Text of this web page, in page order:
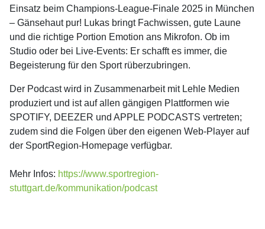
Einsatz beim Champions-League-Finale 2025 in München
– Gänsehaut pur! Lukas bringt Fachwissen, gute Laune
und die richtige Portion Emotion ans Mikrofon. Ob im
Studio oder bei Live-Events: Er schafft es immer, die
Begeisterung für den Sport rüberzubringen.
Der Podcast wird in Zusammenarbeit mit Lehle Medien
produziert und ist auf allen gängigen Plattformen wie
SPOTIFY, DEEZER und APPLE PODCASTS vertreten;
zudem sind die Folgen über den eigenen Web-Player auf
der SportRegion-Homepage verfügbar.
Mehr Infos: https://www.sportregion-
stuttgart.de/kommunikation/podcast